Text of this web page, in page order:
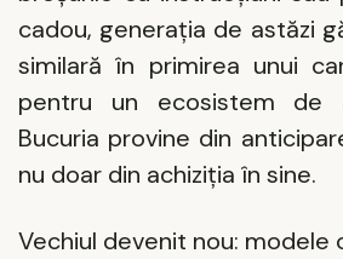
cadou, generația de astăzi
similară în primirea unui
pentru un ecosistem de
Bucuria provine din
nu doar din achiziția în sine.
Vechiul devenit nou: modele